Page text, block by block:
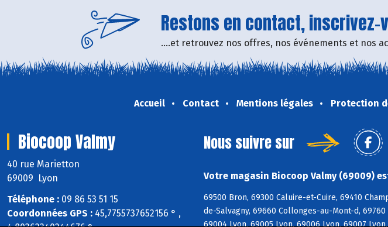
Restons en contact,
....et retrouvez nos offres, nos événements et nos
Accueil Contact Mentions légales Protection
Biocoop Valmy
40 rue Marietton
69009 Lyon
Téléphone : 09 86 53 51 15
Coordonnées GPS : 45,7755737652156 ° ,
Nous suivre sur
Votre magasin Biocoop Valmy (69009)
69500 Bron, 69300 Caluire-et-Cuire, 69410
de-Salvagny, 69660 Collonges-au-Mont-d,
69004 Lyon, 69005 Lyon, 69006 Lyon, 69007